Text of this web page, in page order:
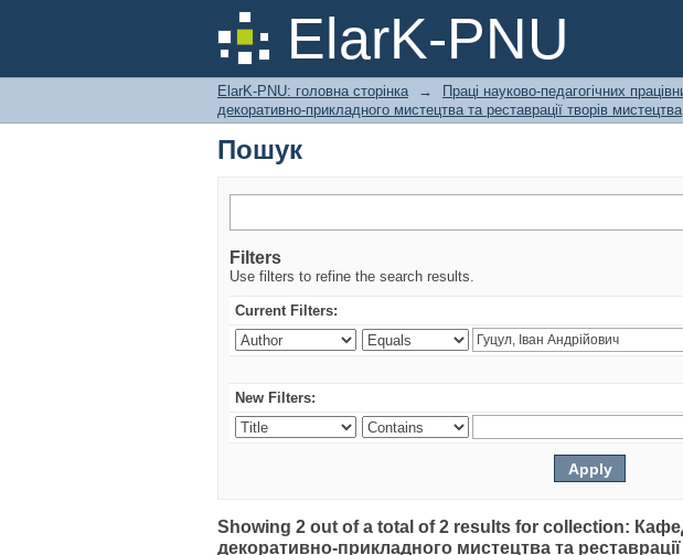
ElarK-PNU
Пошук
ElarK-PNU: головна сторінка → Праці науково-педагогічних
декоративно-прикладного мистецтва та реставрації творів мистецтва
Пошук
Filters
Use filters to refine the search results.
Current Filters:
New Filters:
Showing 2 out of a total of 2 results for collection:
декоративно-прикладного мистецтва та